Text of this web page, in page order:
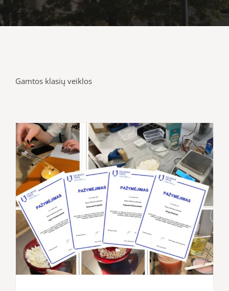
Gamtos klasių veiklos